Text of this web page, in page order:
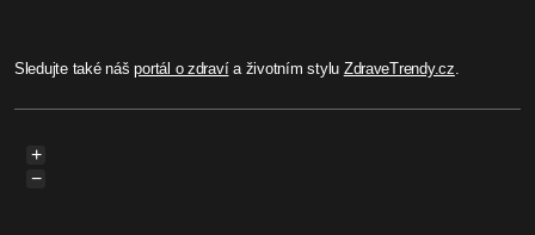
Sledujte také nášportál o zdravía životním stylu ZdraveTrendy.cz
+
−